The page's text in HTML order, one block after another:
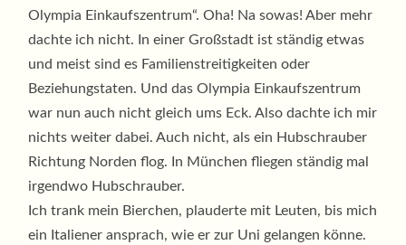
Olympia Einkaufszentrum“. Oha! Na sowas! Aber mehr
dachte ich nicht. In einer Großstadt ist ständig etwas
und meist sind es Familienstreitigkeiten oder
Beziehungstaten. Und das Olympia Einkaufszentrum
war nun auch nicht gleich ums Eck. Also dachte ich mir
nichts weiter dabei. Auch nicht, als ein Hubschrauber
Richtung Norden flog. In München fliegen ständig mal
irgendwo Hubschrauber.
Ich trank mein Bierchen, plauderte mit Leuten, bis mich
ein Italiener ansprach, wie er zur Uni gelangen könne.